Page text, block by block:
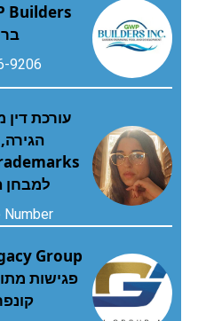
9206
עורכת דין
למבחן
Number
פגישות